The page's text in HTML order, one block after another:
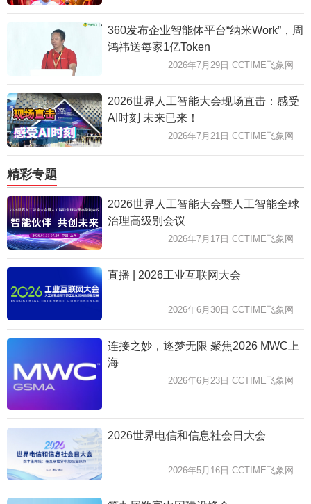
360发布企业智能体平台“纳米Work”，周
鸿祎送每家1亿Token
2026年7月29日 CCTIME飞象网
2026世界人工智能大会现场直击：感受
AI时刻 未来已来！
2026年7月21日 CCTIME飞象网
精彩专题
2026世界人工智能大会暨人工智能全球
治理高级别会议
2026年7月17日 CCTIME飞象网
直播 | 2026工业互联网大会
2026年6月30日 CCTIME飞象网
连接之妙，逐梦无限 聚焦2026 MWC上
海
2026年6月23日 CCTIME飞象网
2026世界电信和信息社会日大会
2026年5月16日 CCTIME飞象网